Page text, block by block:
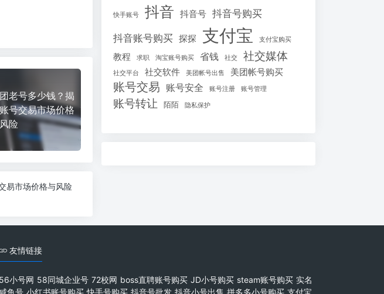
老号多少钱？揭
号交易市场价格
险
易市场价格与风险
快手账号 抖音 抖音号 抖音号购买
抖音账号购买 探探 支付宝 支付宝购买
教程 求职 淘宝账号购买 省钱 社交 社交媒体
社交平台 社交软件 美团帐号出售 美团帐号购买
账号交易 账号安全 账号注册 账号管理
账号转让 陌陌 隐私保护
友情链接
56小号网 58同城企业号 72校网 boss直聘账号购买 JD小号购买 steam账号购买 实名
咸鱼号 小红书账号购买 快手号购买 抖音号批发 抖音小号出售 拼多多小号购买 支付宝